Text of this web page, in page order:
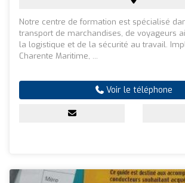
Notre centre de formation est spécialisé
transport de marchandises, de voyageurs
la logistique et de la sécurité au travail.
Charente Maritime, ...
Voir le téléphone